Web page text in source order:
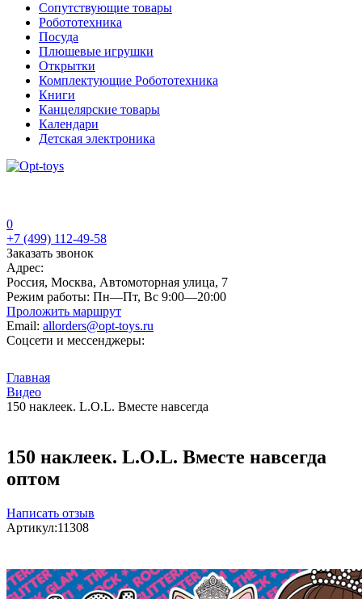
Сопутствующие товары
Робототехника
Посуда
Плюшевые игрушки
Открытки
Комплектующие Робототехника
Книги
Канцелярские товары
Календари
Детская электроника
0
+7 (499) 112-49-58
Заказать звонок
Адрес:
Россия, Москва, Автомоторная улица, 7
Режим работы: Пн—Пт, Вс 9:00—20:00
Проложить маршрут
Email: allorders@opt-toys.ru
Соцсети и мессенджеры:
Главная
Видео
150 наклеек. L.O.L. Вместе навсегда
150 наклеек. L.O.L. Вместе навсегда
оптом
Написать отзыв
Артикул:11308